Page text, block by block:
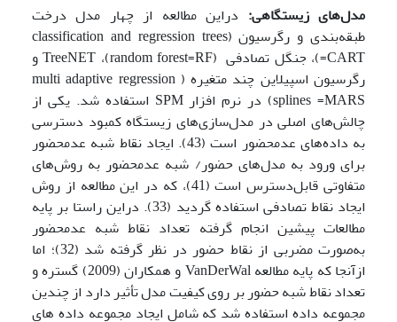
مدل‌های زیستگاهی: دراین مطالعه از چهار مدل درخت
طبقه‌بندی و رگرسیون (classification and regression trees
=CART)، جنگل تصادفی (random forest=RF)، TreeNET و
رگرسیون اسپیلاین چند متغیره ( multi adaptive regression
splines =MARS) در نرم افزار SPM استفاده شد. یکی از
چالش‌های اصلی در مدل‌سازی‌های زیستگاه کمبود دسترسی
به داده‌های عدم­حضور است (43). ایجاد نقاط شبه عدم­حضور
برای ورود به مدل‌های حضور/ شبه عدم­حضور به روش‌های
متفاوتی قابل‌دسترس است (41)، که در این مطالعه از روش
ایجاد نقاط تصادفی استفاده گردید (33). دراین راستا بر پایه
مطالعات پیشین انجام‌ گرفته تعداد نقاط شبه عدم­حضور
به‌صورت مضربی از نقاط حضور در نظر گرفته شد (32)؛ اما
ازآنجا که پایه مطالعه VanDerWal و همکاران (2009) گستره و
تعداد نقاط شبه حضور بر روی کیفیت مدل تأثیر دارد از چندین
مجموعه داده استفاده شد که شامل ایجاد مجموعه داده های